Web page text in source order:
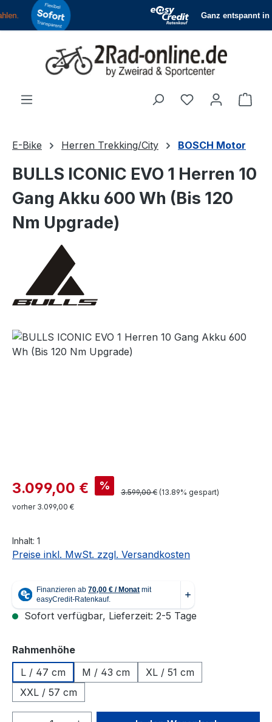
Zum Hauptinhalt springen
Du hast 0
E-Bike Herren Trekking/City BOSCH Motor
BULLS ICONIC EVO 1 Herren 10
Gang Akku 600 Wh (Bis 120
Nm Upgrade)
Verkaufspreis:
3.099,00 € % Regulärer Preis:
3.599,00 € (13.89% gespart)
vorher 3.099,00 €
Inhalt: 1
Preise inkl. MwSt. zzgl. Versandkosten
Sofort verfügbar, Lieferzeit: 2-5 Tage
Rahmenhöheauswählen
L / 47 cm
M / 43 cm
XL / 51 cm
XXL / 57 cm